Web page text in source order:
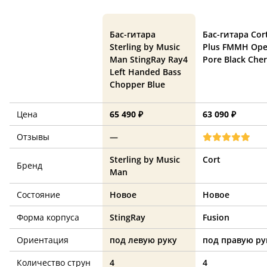
Бас-гитара
Sterling by Music
Man StingRay Ray4
Left Handed Bass
Chopper Blue
Бас-гитара
Plus FMMH
Pore Black
Цена 65 490 ₽
63 090 ₽
Отзывы
—
Бренд
Sterling by Music
Man
Cort
Состояние Новое
Новое
Форма корпуса
StingRay
Fusion
Ориентация
под левую руку
под правую
Количество струн
4
4